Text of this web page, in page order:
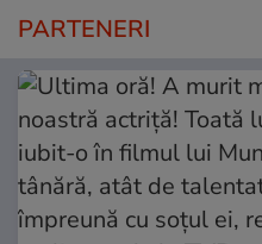
PARTENERI